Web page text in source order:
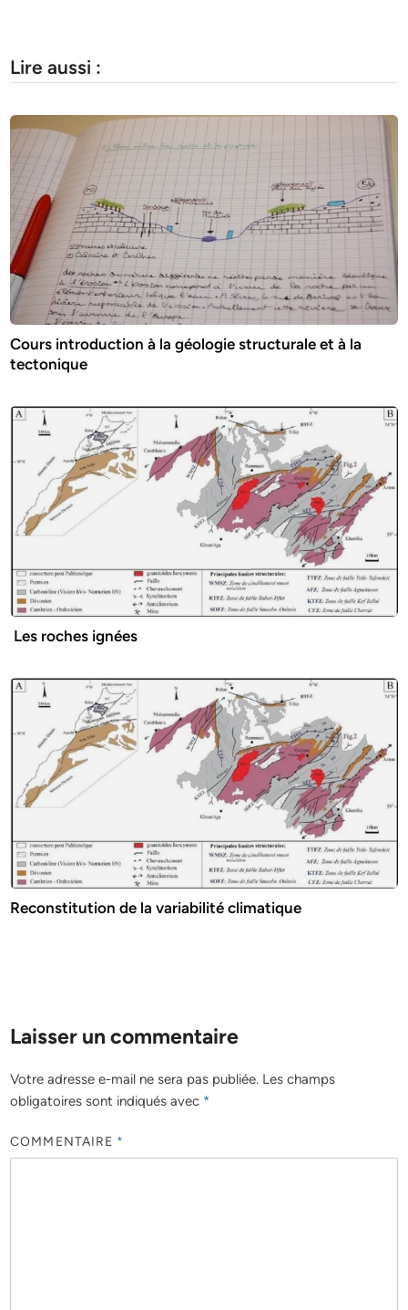
Lire aussi :
Cours introduction à la géologie structurale et à la
tectonique
Les roches ignées
Reconstitution de la variabilité climatique
Laisser un commentaire
Votre adresse e-mail ne sera pas publiée. Les champs
obligatoires sont indiqués avec *
COMMENTAIRE *